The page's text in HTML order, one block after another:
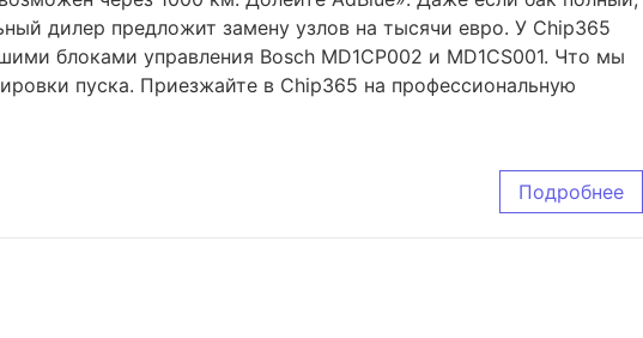
дилер предложит замену узлов на тысячи евро. У Chip365
блоками управления Bosch MD1CP002 и MD1CS001. Что мы
пуска. Приезжайте в Chip365 на профессиональную
Подробнее